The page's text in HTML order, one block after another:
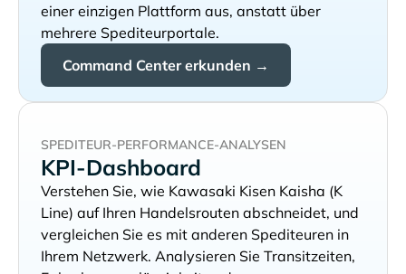
einer einzigen Plattform aus, anstatt über
mehrere Spediteurportale.
Command Center erkunden →
SPEDITEUR-PERFORMANCE-ANALYSEN
KPI-Dashboard
Verstehen Sie, wie
auf Ihren Handelsrouten abschneidet, und
vergleichen Sie es mit anderen Spediteuren in
Ihrem Netzwerk. Analysieren Sie Transitzeiten,